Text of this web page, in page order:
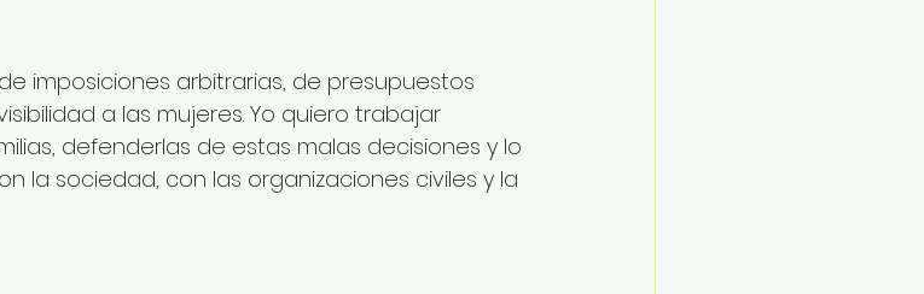
imposiciones arbitrarias, de presupuestos
a las mujeres. Yo quiero trabajar
defenderlas de estas malas decisiones y lo
la sociedad, con las organizaciones civiles y la